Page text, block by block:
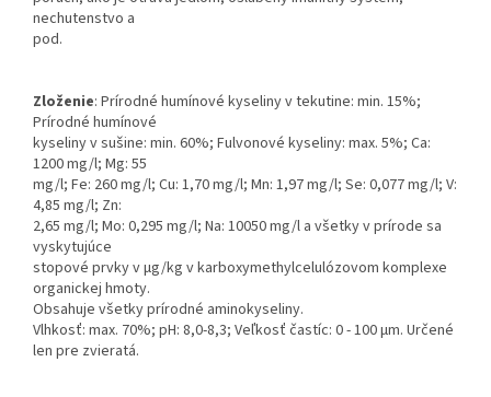
nechutenstvo a
pod.
Zloženie: Prírodné humínové kyseliny v tekutine: min. 15%;
Prírodné humínové
kyseliny v sušine: min. 60%; Fulvonové kyseliny: max. 5%; Ca:
1200 mg/l; Mg: 55
mg/l; Fe: 260 mg/l; Cu: 1,70 mg/l; Mn: 1,97 mg/l; Se: 0,077 mg/l; V:
4,85 mg/l; Zn:
2,65 mg/l; Mo: 0,295 mg/l; Na: 10050 mg/l a všetky v prírode sa
vyskytujúce
stopové prvky v µg/kg v karboxymethylcelulózovom komplexe
organickej hmoty.
Obsahuje všetky prírodné aminokyseliny.
Vlhkosť: max. 70%; pH: 8,0-8,3; Veľkosť častíc: 0 - 100 µm. Určené
len pre zvieratá.